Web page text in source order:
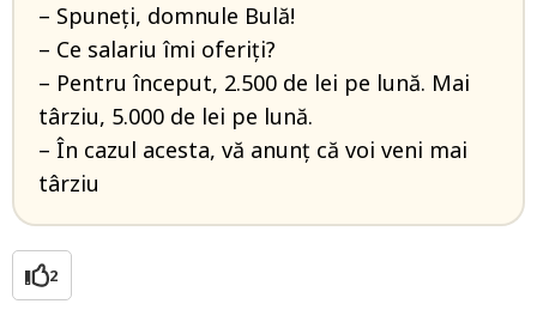
– Spuneți, domnule Bulă!
– Ce salariu îmi oferiți?
– Pentru început, 2.500 de lei pe lună. Mai
târziu, 5.000 de lei pe lună.
– În cazul acesta, vă anunț că voi veni mai
târziu
2